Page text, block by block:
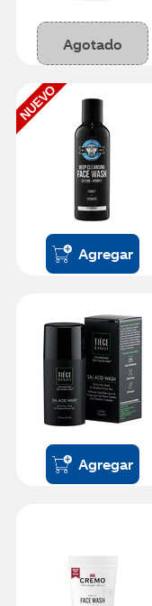
Agotado
NUEVO
Agregar
Agregar